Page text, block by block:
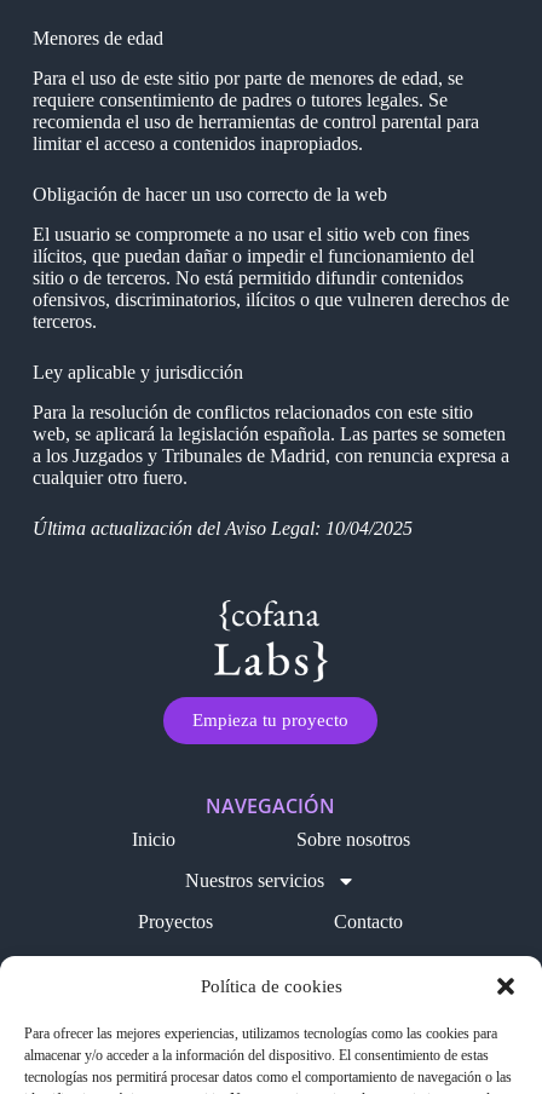
Política de cookies
Para ofrecer las mejores experiencias, utilizamos tecnologías como las cookies para
almacenar y/o acceder a la información del dispositivo. El consentimiento de estas
tecnologías nos permitirá procesar datos como el comportamiento de navegación o las
Menores de edad
Para el uso de este sitio por parte de menores de edad, se
requiere consentimiento de padres o tutores legales. Se
recomienda el uso de herramientas de control parental para
limitar el acceso a contenidos inapropiados.
Obligación de hacer un uso correcto de la web
El usuario se compromete a no usar el sitio web con fines
ilícitos, que puedan dañar o impedir el funcionamiento del
sitio o de terceros. No está permitido difundir contenidos
ofensivos, discriminatorios, ilícitos o que vulneren derechos de
terceros.
Ley aplicable y jurisdicción
Para la resolución de conflictos relacionados con este sitio
web, se aplicará la legislación española. Las partes se someten
a los Juzgados y Tribunales de Madrid, con renuncia expresa a
cualquier otro fuero.
Última actualización del Aviso Legal: 10/04/2025
Empieza tu proyecto
NAVEGACIÓN
Inicio
Sobre nosotros
Nuestros servicios
Proyectos
Contacto
Blog
LEGAL
Política de cookies